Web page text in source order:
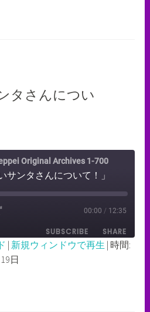
タさんについ
Original Archives 1-700
ンタさんについて！」
00:00 / 12:35
SUBSCRIBE SHARE
| 新規ウィンドウで再生 | 時間:
日